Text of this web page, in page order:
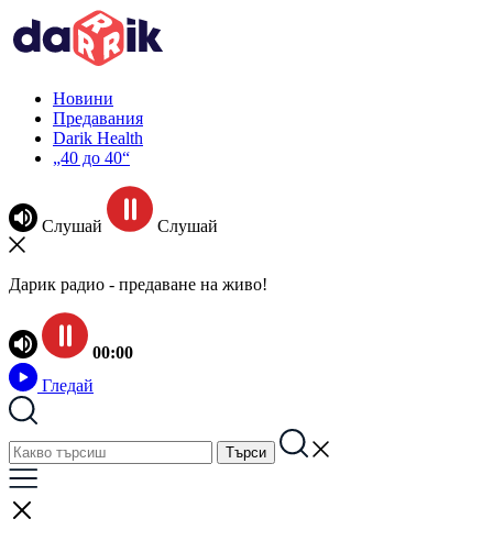
Новини
Предавания
Darik Health
„40 до 40“
Слушай Слушай
Дарик радио - предаване на живо!
00:00
Гледай